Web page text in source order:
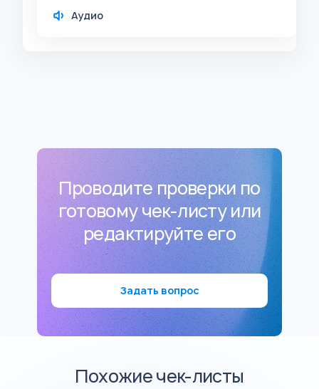
Аудио
Проводите проверки по
готовому чек-листу или
редактируйте его
Задать вопрос
Похожие чек-листы